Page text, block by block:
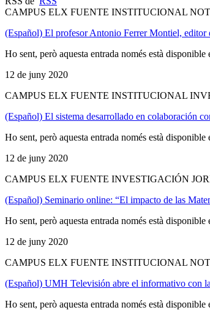
CAMPUS ELX FUENTE INSTITUCIONAL
(Español) El profesor Antonio Ferrer Montiel,
Ho sent, però aquesta entrada només està
12 de juny 2020
CAMPUS ELX FUENTE INSTITUCIONAL
(Español) El sistema desarrollado en colaboración
Ho sent, però aquesta entrada només està
12 de juny 2020
CAMPUS ELX FUENTE INVESTIGACIÓN
(Español) Seminario online: “El impacto de las
Ho sent, però aquesta entrada només està
12 de juny 2020
CAMPUS ELX FUENTE INSTITUCIONAL
(Español) UMH Televisión abre el informativo con
Ho sent, però aquesta entrada només està